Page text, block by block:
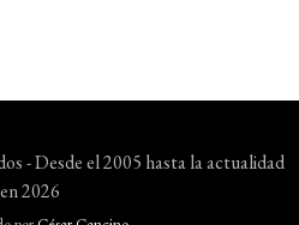
- Desde el 2005 hasta la actualidad
en 2026